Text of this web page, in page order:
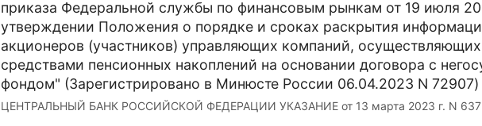
приказа Федеральной службы по финансовым рынкам от 19 июля
утверждении Положения о порядке и сроках раскрытия
акционеров (участников) управляющих компаний,
средствами пенсионных накоплений на основании договора с
фондом" (Зарегистрировано в Минюсте России 06.04.2023 N 72907)
ЦЕНТРАЛЬНЫЙ БАНК РОССИЙСКОЙ ФЕДЕРАЦИИ УКАЗАНИЕ от 13 марта 2023 г. N